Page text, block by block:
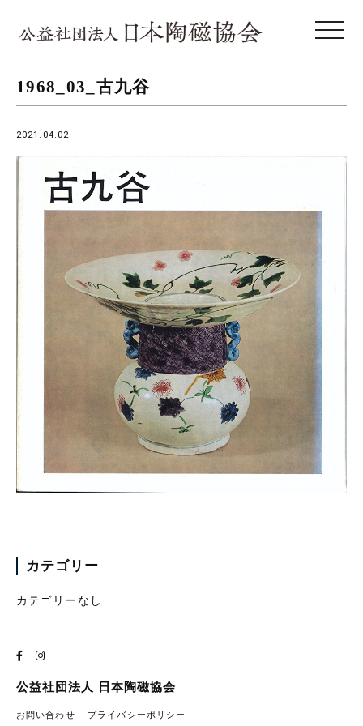
toggle
1968_03_古九谷
2021.04.02
カテゴリー
カテゴリーなし
公益社団法人 日本陶磁協会
お問い合わせ プライバシーポリシー